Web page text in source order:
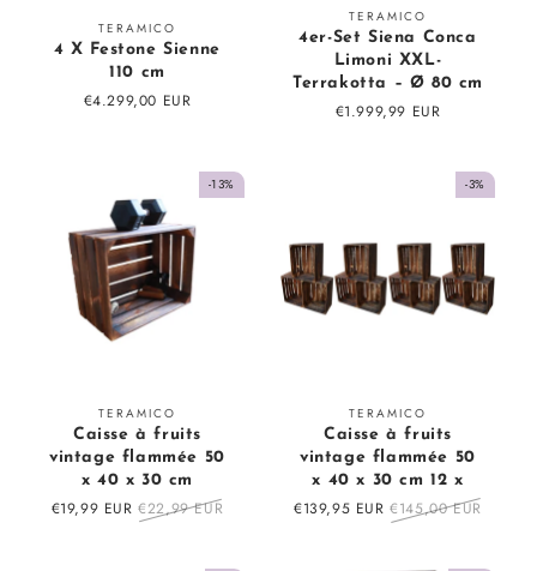
Fournisseur
:
TERAMICO
4 X Festone Sienne
110 cm
Prix
€4.299,00 EUR
Fournisseur
:
TERAMICO
4er-Set Siena Conca
Limoni XXL-
Terrakotta – Ø 80 cm
Prix
€1.999,99 EUR
-13%
Fournisseur
:
TERAMICO
Caisse à fruits
vintage flammée 50
x 40 x 30 cm
Prix
€19,99 EUR Prix
€22,99 EUR
-3%
Fournisseur
:
TERAMICO
Caisse à fruits
vintage flammée 50
x 40 x 30 cm 12 x
Prix
€139,95 EUR Prix
€145,00 EUR